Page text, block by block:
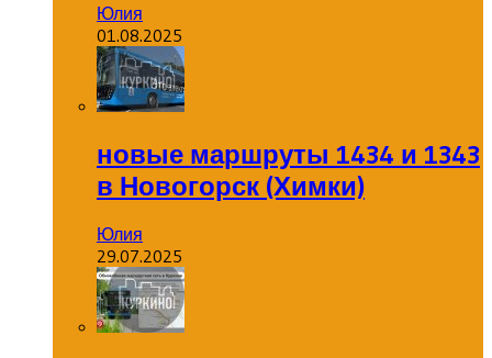
Юлия
01.08.2025
новые маршруты 1434 и 1343
в Новогорск (Химки)
Юлия
29.07.2025